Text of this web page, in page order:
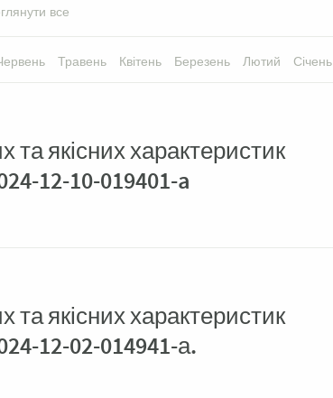
все
Травень Квітень Березень Лютий Січень
та якісних характеристик
12-10-019401-a
та якісних характеристик
12-02-014941-а.